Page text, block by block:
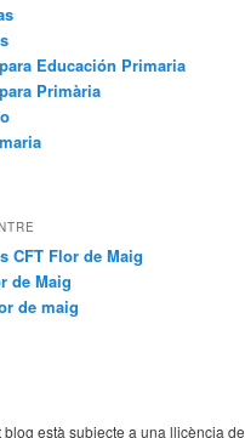
Educación Primaria
Primària
CFT Flor de Maig
de Maig
de maig
està subjecte a una llicència de